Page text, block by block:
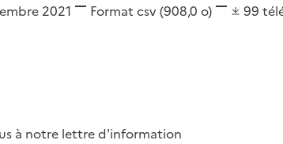
2021 Format csv(908,0 o) 99
à notre lettre d'information